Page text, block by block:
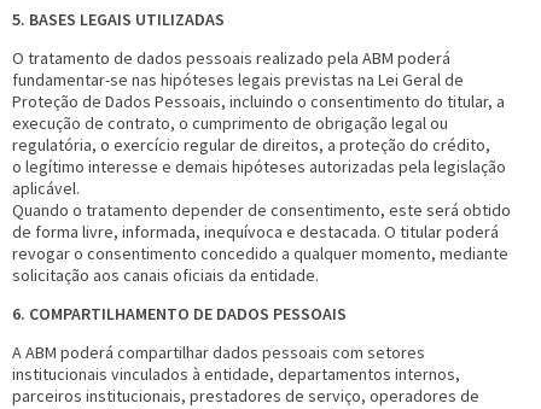
5. BASES LEGAIS UTILIZADAS
O tratamento de dados pessoais realizado pela ABM poderá
fundamentar-se nas hipóteses legais previstas na Lei Geral de
Proteção de Dados Pessoais, incluindo o consentimento do titular, a
execução de contrato, o cumprimento de obrigação legal ou
regulatória, o exercício regular de direitos, a proteção do crédito,
o legítimo interesse e demais hipóteses autorizadas pela legislação
aplicável.
Quando o tratamento depender de consentimento, este será obtido
de forma livre, informada, inequívoca e destacada. O titular poderá
revogar o consentimento concedido a qualquer momento, mediante
solicitação aos canais oficiais da entidade.
6. COMPARTILHAMENTO DE DADOS PESSOAIS
A ABM poderá compartilhar dados pessoais com setores
institucionais vinculados à entidade, departamentos internos,
parceiros institucionais, prestadores de serviço, operadores de